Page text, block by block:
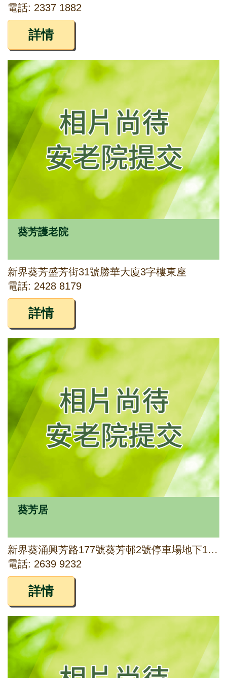
電話: 2337 1882
詳情
葵芳護老院
新界葵芳盛芳街31號勝華大廈3字樓東座
電話: 2428 8179
詳情
葵芳居
新界葵涌興芳路177號葵芳邨2號停車場地下1號鋪
電話: 2639 9232
詳情